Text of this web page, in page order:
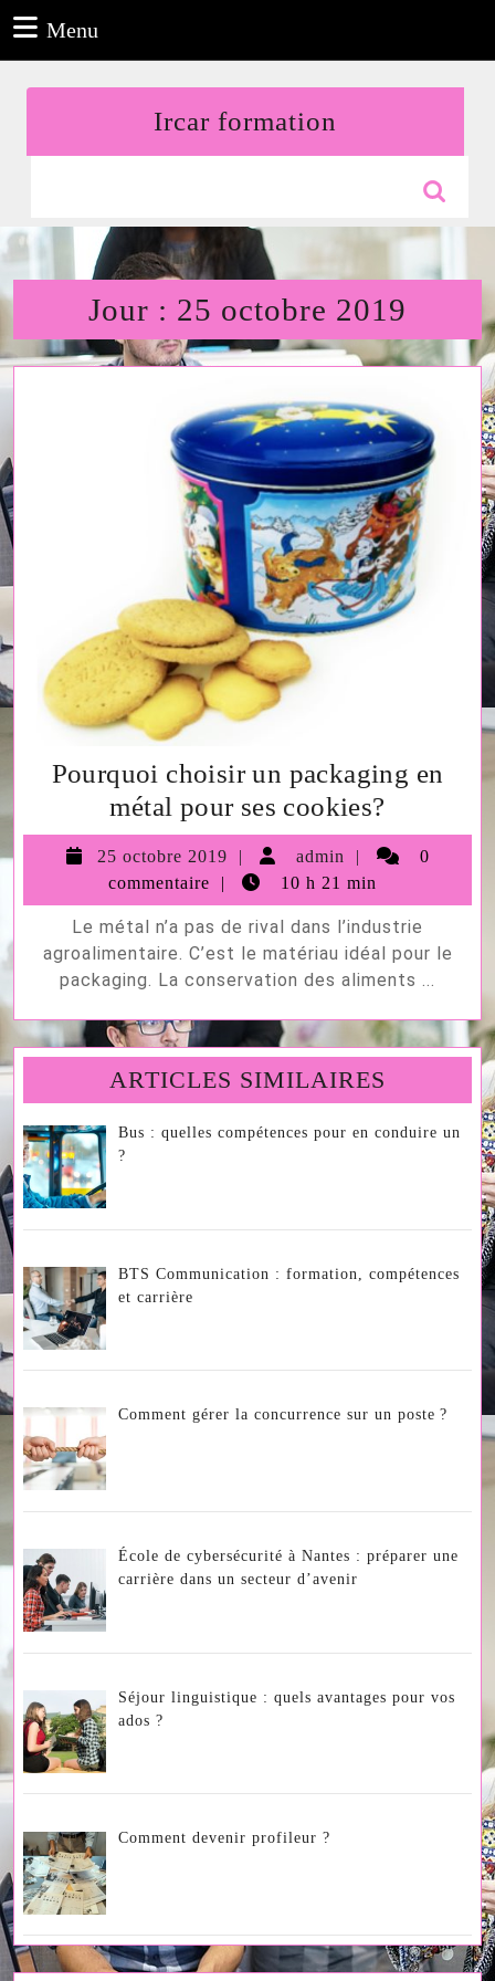
au
contenu
Menu
Ircar formation
for:
Jour : 25 octobre 2019
Pourquoi choisir un packaging en
métal pour ses cookies?
choisir
un
en
métal
ses
cookies?
25 octobre 2019
25
octobre
2019
admin admin 0
commentaire
10 h 21 min
Le métal n’a pas de rival dans l’industrie
agroalimentaire. C’est le matériau idéal pour le
packaging. La conservation des aliments ...
ARTICLES SIMILAIRES
Bus : quelles compétences pour en conduire un
?
BTS Communication : formation, compétences
et carrière
Comment gérer la concurrence sur un poste ?
École de cybersécurité à Nantes : préparer une
carrière dans un secteur d’avenir
Séjour linguistique : quels avantages pour vos
ados ?
Comment devenir profileur ?